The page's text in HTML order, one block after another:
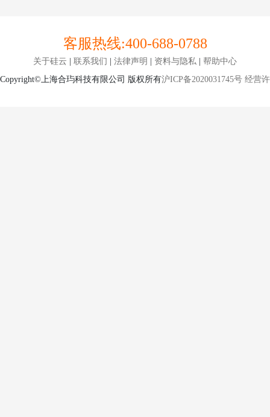
客服热线:400-688-0788
关于硅云 | 联系我们 | 法律声明 | 资料与隐私 | 帮助中心
Copyright©上海合玙科技有限公司 版权所有沪ICP备2020031745号 经营